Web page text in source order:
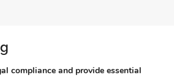
compliance and provide essential